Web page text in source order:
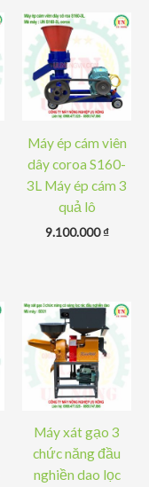
Máy ép cám viên
dây coroa S160-
3L Máy ép cám 3
quả lô
9.100.000₫
Máy xát gạo 3
chức năng đầu
nghiền dao lọc